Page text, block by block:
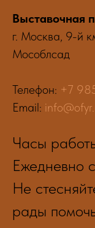
Выставочная
г. Москва, 9-й
Мособлсад
Телефон: +7
Email:
Часы
Ежедневно
Не
рады